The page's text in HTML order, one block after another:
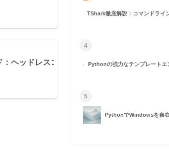
ヘッドレスコマースプラットフォームの使
TShark徹底解説：コマンドライ
4
Pythonの強力なテンプレートエ
5
PythonでWindowsを自